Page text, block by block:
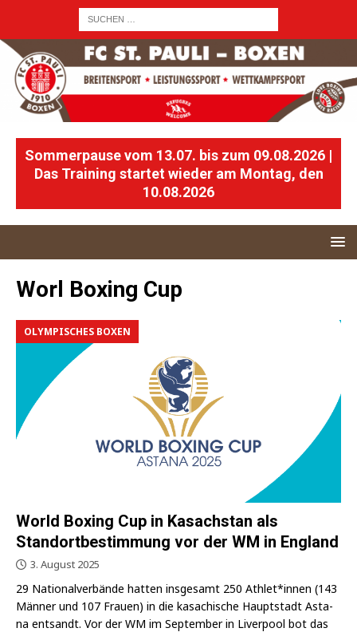
Sommerpause vom 13.07. bis zum 09.08.2026 |
Das Training startet wieder am Montag, den
10.08.2026
Worl Boxing Cup
OLYMPISCHES BOXEN
World Boxing Cup in Kasachstan als
Standortbestimmung vor der WM in England
3. August 2025
29 Natio­nal­ver­bän­de hat­ten ins­ge­samt 250 Athlet*innen (143
Män­ner und 107 Frau­en) in die kasa­chi­sche Haupt­stadt Ast­a­
na ent­sandt. Vor der WM im Sep­tem­ber in Liver­pool bot das